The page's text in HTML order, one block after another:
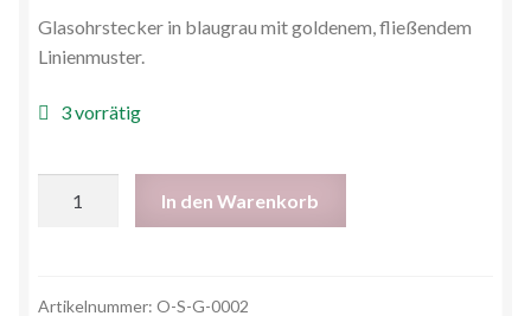
Glasohrstecker in blaugrau mit goldenem, fließendem
Linienmuster.
3 vorrätig
In den Warenkorb
Artikelnummer: O-S-G-0002